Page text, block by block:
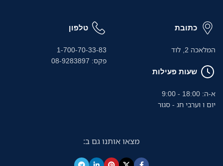
כתובת
המלאכה 2, לוד
שעות פעילות
א-ה: 18:00 - 9:00
יום ו וערבי חג - סגור
טלפון
1-700-70-33-83
פקס: 08-9283897
מצאו אותנו גם ב: